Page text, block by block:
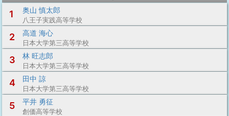
1
奥山 慎太郎
八王子実践高等学校
2 高道 海心
日本大学第三高等学校
3 林 旺志郎
日本大学第三高等学校
4 田中 諒
日本大学第三高等学校
5 平井 勇征
創価高等学校